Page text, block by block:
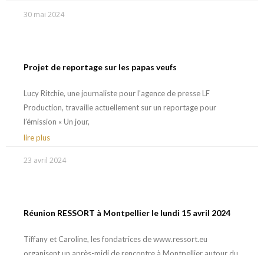
30 mai 2024
Projet de reportage sur les papas veufs
Lucy Ritchie, une journaliste pour l’agence de presse LF
Production, travaille actuellement sur un reportage pour
l’émission « Un jour,
lire plus
23 avril 2024
Réunion RESSORT à Montpellier le lundi 15 avril 2024
Tiffany et Caroline, les fondatrices de www.ressort.eu